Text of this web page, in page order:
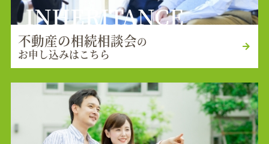
INHERITANCE
不動産の相続相談会の
お申し込みはこちら